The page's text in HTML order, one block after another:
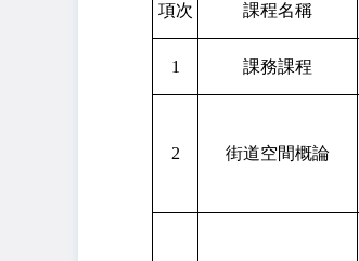
項次 課程名稱
1 課務課程
2 街道空間概論